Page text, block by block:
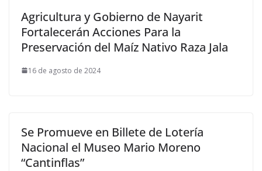
Agricultura y Gobierno de Nayarit
Fortalecerán Acciones Para la
Preservación del Maíz Nativo Raza Jala
16 de agosto de 2024
Se Promueve en Billete de Lotería
Nacional el Museo Mario Moreno
“Cantinflas”